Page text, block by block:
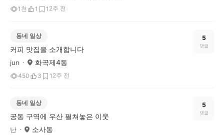
1천 1 1 2주 전
동네 일상
커피 맛집을 소개합니다
jun 화곡제4동
450 3 1 2주 전
5
댓글
동네 일상
공동 구역에 우산 펼쳐놓은 이웃
난 소사동
5
댓글